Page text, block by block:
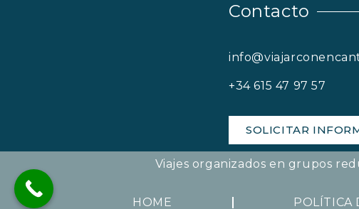
Contacto
+34 615 47 97 57
SOLICITAR
Viajes organizados en grupos
HOME POLÍTICA